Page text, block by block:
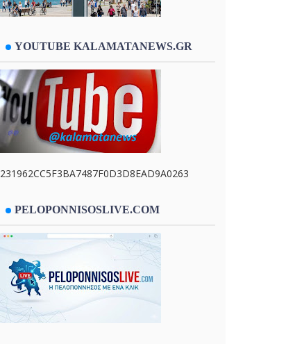
YOUTUBE KALAMATANEWS.GR
231962CC5F3BA7487F0D3D8EAD9A0263
PELOPONNISOSLIVE.COM